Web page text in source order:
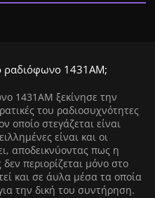
ραδιόφωνο 1431ΑΜ;
1431AM ξεκίνησε την
του ραδιοσυχνότητες
οποίο στεγάζεται είναι
είναι και οι
αποδεικνύοντας πως η
περιορίζεται μόνο στο
και σε άυλα μέσα τα οποία
την δική του συντήρηση.